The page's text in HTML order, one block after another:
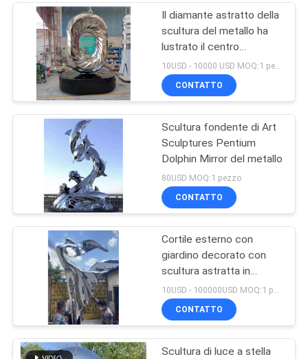
Il diamante astratto della
scultura del metallo ha
lustrato il centro
espositivo del patio
decorato con i mestieri
di acciaio inossidabile
10USD - 10000 USD MOQ:1 pezzo
CONTATTO
Scultura fondente di Art
Sculptures Pentium
Dolphin Mirror del metallo
80USD MOQ:1 pezzo
CONTATTO
Cortile esterno con
giardino decorato con
scultura astratta in
acciaio inossidabile che
balla
CONTATTO
Scultura di luce a stella